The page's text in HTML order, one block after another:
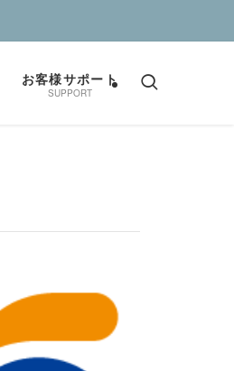
お客様サポート
SUPPORT